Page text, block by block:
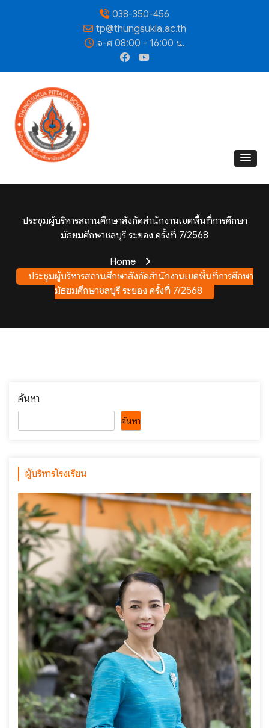
038-350-456
tp@thungsukla.ac.th
จ-ศ 08:00 - 16:00 น.
ประชุมผู้บริหารสถานศึกษาสังกัดสำนักงานเขตพื้นที่การศึกษา
มัธยมศึกษาชลบุรี ระยอง ครั้งที่ 7/2568
Home
ประชุมผู้บริหารสถานศึกษาสังกัดสำนักงานเขตพื้นที่การศึกษา
มัธยมศึกษาชลบุรี ระยอง ครั้งที่ 7/2568
ค้นหา
ค้นหา
ผู้บริหารโรงเรียน